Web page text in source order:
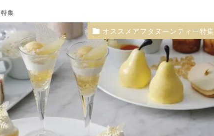
集
オススメアフタヌーンティー特集